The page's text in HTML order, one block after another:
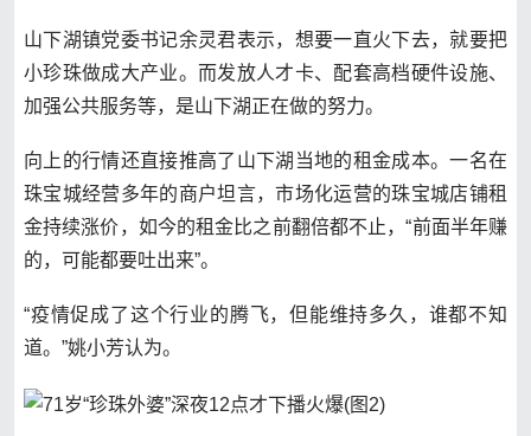
山下湖镇党委书记余灵君表示，想要一直火下去，就要把
小珍珠做成大产业。而发放人才卡、配套高档硬件设施、
加强公共服务等，是山下湖正在做的努力。
向上的行情还直接推高了山下湖当地的租金成本。一名在
珠宝城经营多年的商户坦言，市场化运营的珠宝城店铺租
金持续涨价，如今的租金比之前翻倍都不止，“前面半年赚
的，可能都要吐出来”。
“疫情促成了这个行业的腾飞，但能维持多久，谁都不知
道。”姚小芳认为。